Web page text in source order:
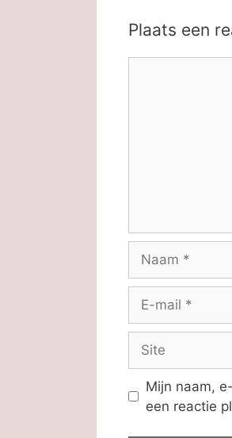
Plaats een
mail
Mijn naam,
een reactie